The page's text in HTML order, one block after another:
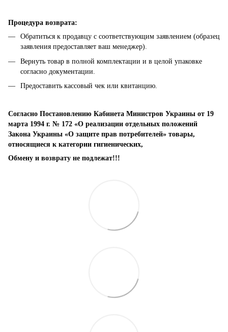
Процедура возврата:
Обратиться к продавцу с соответствующим заявлением (образец
заявления предоставляет ваш менеджер).
Вернуть товар в полной комплектации и в целой упаковке
согласно документации.
Предоставить кассовый чек или квитанцию.
Согласно Постановлению Кабинета Министров Украины от 19
марта 1994 г. № 172 «О реализации отдельных положений
Закона Украины «О защите прав потребителей» товары,
относящиеся к категории гигиенических,
Обмену и возврату не подлежат!!!